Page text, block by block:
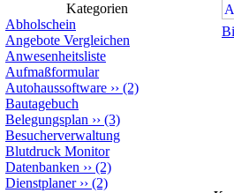
Kategorien
Abholschein
Angebote Vergleichen
Anwesenheitsliste
Aufmaßformular
Autohaussoftware ›› (2)
Bautagebuch
Belegungsplan ›› (3)
Besucherverwaltung
Blutdruck Monitor
Datenbanken ›› (2)
Dienstplaner›› (2)